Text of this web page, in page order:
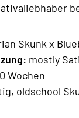
Skunk x
mostly
Wochen
oldschool